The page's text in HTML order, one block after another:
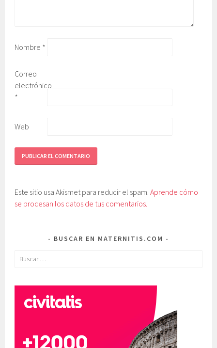
Nombre *
Correo
electrónico
*
Web
Este sitio usa Akismet para reducir el spam.Aprende cómo
se procesan los datos de tus comentarios.
BUSCAR EN MATERNITIS.COM
Buscar: